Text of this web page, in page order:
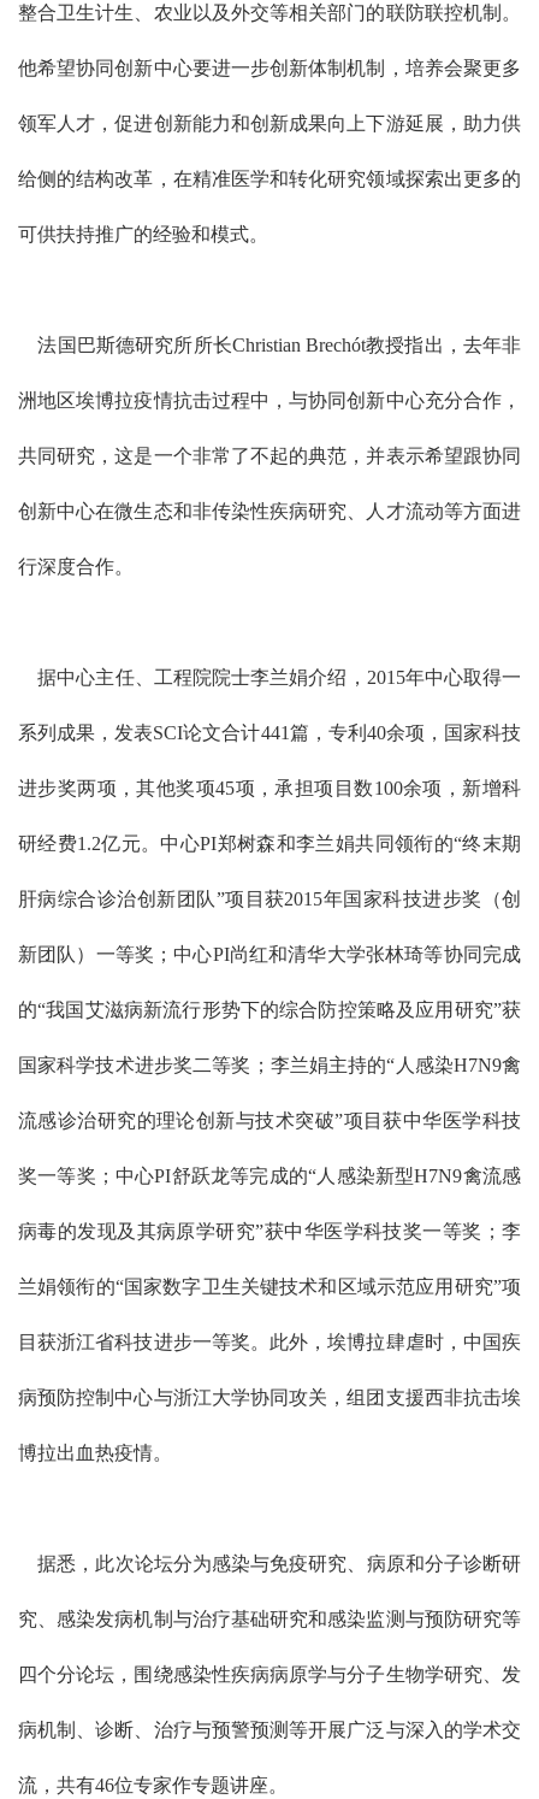
整合卫生计生、农业以及外交等相关部门的联防联控机制。
他希望协同创新中心要进一步创新体制机制，培养会聚更多
领军人才，促进创新能力和创新成果向上下游延展，助力供
给侧的结构改革，在精准医学和转化研究领域探索出更多的
可供扶持推广的经验和模式。
法国巴斯德研究所所长Christian Brechót教授指出，去年非
洲地区埃博拉疫情抗击过程中，与协同创新中心充分合作，
共同研究，这是一个非常了不起的典范，并表示希望跟协同
创新中心在微生态和非传染性疾病研究、人才流动等方面进
行深度合作。
据中心主任、工程院院士李兰娟介绍，2015年中心取得一
系列成果，发表SCI论文合计441篇，专利40余项，国家科技
进步奖两项，其他奖项45项，承担项目数100余项，新增科
研经费1.2亿元。中心PI郑树森和李兰娟共同领衔的“终末期
肝病综合诊治创新团队”项目获2015年国家科技进步奖（创
新团队）一等奖；中心PI尚红和清华大学张林琦等协同完成
的“我国艾滋病新流行形势下的综合防控策略及应用研究”获
国家科学技术进步奖二等奖；李兰娟主持的“人感染H7N9禽
流感诊治研究的理论创新与技术突破”项目获中华医学科技
奖一等奖；中心PI舒跃龙等完成的“人感染新型H7N9禽流感
病毒的发现及其病原学研究”获中华医学科技奖一等奖；李
兰娟领衔的“国家数字卫生关键技术和区域示范应用研究”项
目获浙江省科技进步一等奖。此外，埃博拉肆虐时，中国疾
病预防控制中心与浙江大学协同攻关，组团支援西非抗击埃
博拉出血热疫情。
据悉，此次论坛分为感染与免疫研究、病原和分子诊断研
究、感染发病机制与治疗基础研究和感染监测与预防研究等
四个分论坛，围绕感染性疾病病原学与分子生物学研究、发
病机制、诊断、治疗与预警预测等开展广泛与深入的学术交
流，共有46位专家作专题讲座。